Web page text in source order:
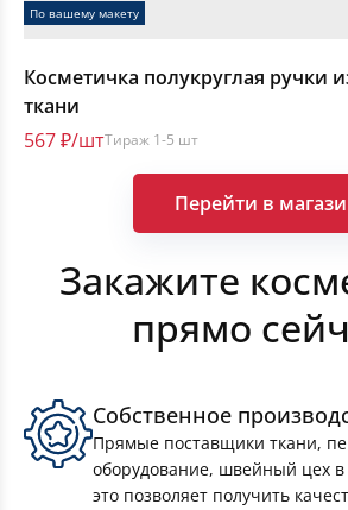
По вашему макету
Косметичка полукруглая ручки
ткани
567 ₽/штТираж 1-5 шт
Перейти в
Закажите
прямо
Собственное
Прямые поставщики ткани,
оборудование, швейный цех
это позволяет получить